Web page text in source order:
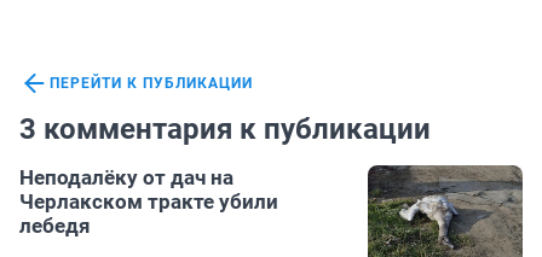
ПЕРЕЙТИ К ПУБЛИКАЦИИ
3 комментария к публикации
Неподалёку от дач на
Черлакском тракте убили
лебедя